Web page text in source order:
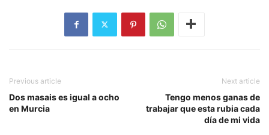
Previous article
Dos masais es igual a ocho
en Murcia
Next article
Tengo menos ganas de
trabajar que esta rubia cada
día de mi vida